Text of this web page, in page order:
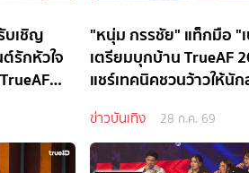
บเชิญ
รักหัวใจ
"หนุ่ม กรรชัย" แท็กมือ "เ
เตรียมบุกบ้าน TrueAF
แชร์เทคนิคชวนว้าวให้นั
ข่าวบันเทิง 28 ก.ค. 69